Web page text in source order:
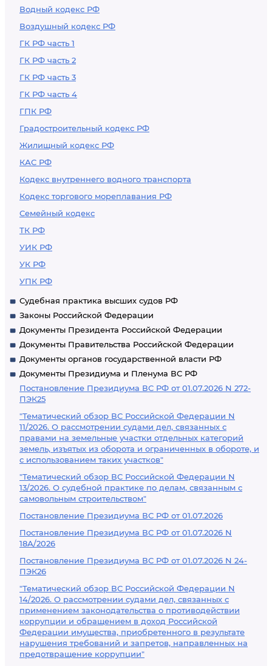
Водный кодекс РФ
Воздушный кодекс РФ
ГК РФ часть 1
ГК РФ часть 2
ГК РФ часть 3
ГК РФ часть 4
ГПК РФ
Градостроительный кодекс РФ
Жилищный кодекс РФ
КАС РФ
Кодекс внутреннего водного транспорта
Кодекс торгового мореплавания РФ
Семейный кодекс
ТК РФ
УИК РФ
УК РФ
УПК РФ
Судебная практика высших судов РФ
Законы Российской Федерации
Документы Президента Российской Федерации
Документы Правительства Российской Федерации
Документы органов государственной власти РФ
Документы Президиума и Пленума ВС РФ
Постановление Президиума ВС РФ от 01.07.2026 N 272-
ПЭК25
"Тематический обзор ВС Российской Федерации N
11/2026. О рассмотрении судами дел, связанных с
правами на земельные участки отдельных категорий
земель, изъятых из оборота и ограниченных в обороте, и
с использованием таких участков"
"Тематический обзор ВС Российской Федерации N
13/2026. О судебной практике по делам, связанным с
самовольным строительством"
Постановление Президиума ВС РФ от 01.07.2026
Постановление Президиума ВС РФ от 01.07.2026 N
18А/2026
Постановление Президиума ВС РФ от 01.07.2026 N 24-
ПЭК26
"Тематический обзор ВС Российской Федерации N
14/2026. О рассмотрении судами дел, связанных с
применением законодательства о противодействии
коррупции и обращением в доход Российской
Федерации имущества, приобретенного в результате
нарушения требований и запретов, направленных на
предотвращение коррупции"